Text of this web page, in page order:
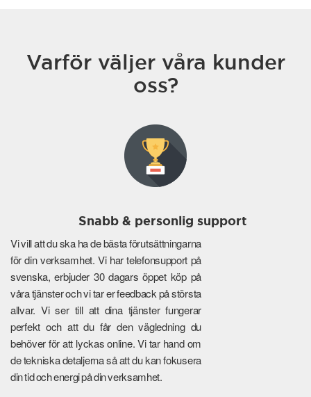
Varför väljer våra kunder
oss?
Snabb & personlig support
Vi vill att du ska ha de bästa förutsättningarna
för din verksamhet. Vi har telefonsupport på
svenska, erbjuder 30 dagars öppet köp på
våra tjänster och vi tar er feedback på största
allvar. Vi ser till att dina tjänster fungerar
perfekt och att du får den vägledning du
behöver för att lyckas online. Vi tar hand om
de tekniska detaljerna så att du kan fokusera
din tid och energi på din verksamhet.